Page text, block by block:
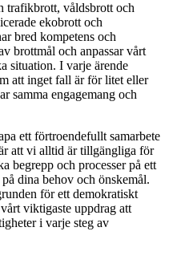
trafikbrott, våldsbrott och
ekobrott och
bred kompetens och
brottmål och anpassar vårt
situation. I varje ärende
att inget fall är för litet eller
samma engagemang och
ett förtroendefullt samarbete
att vi alltid är tillgängliga för
begrepp och processer på ett
dina behov och önskemål.
för ett demokratiskt
viktigaste uppdrag att
i varje steg av